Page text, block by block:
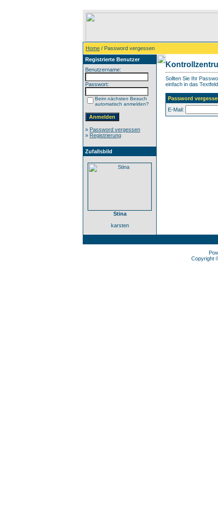
Home / Password vergessen
Registrierte Benutzer
Benutzername:
Passwort:
Beim nächsten Besuch
automatisch anmelden?
» Password vergessen
» Registrierung
Zufallsbild
Stina
karsten
Sollten Sie Ihr
einfach in das
Password
E-Mail:
Copyright